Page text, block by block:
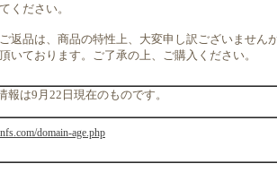
ください。
ご返品は、商品の特性上、大変申し訳ございません
いております。ご了承の上、ご購入ください。
報は9月22日現在のものです。
domain-age.php